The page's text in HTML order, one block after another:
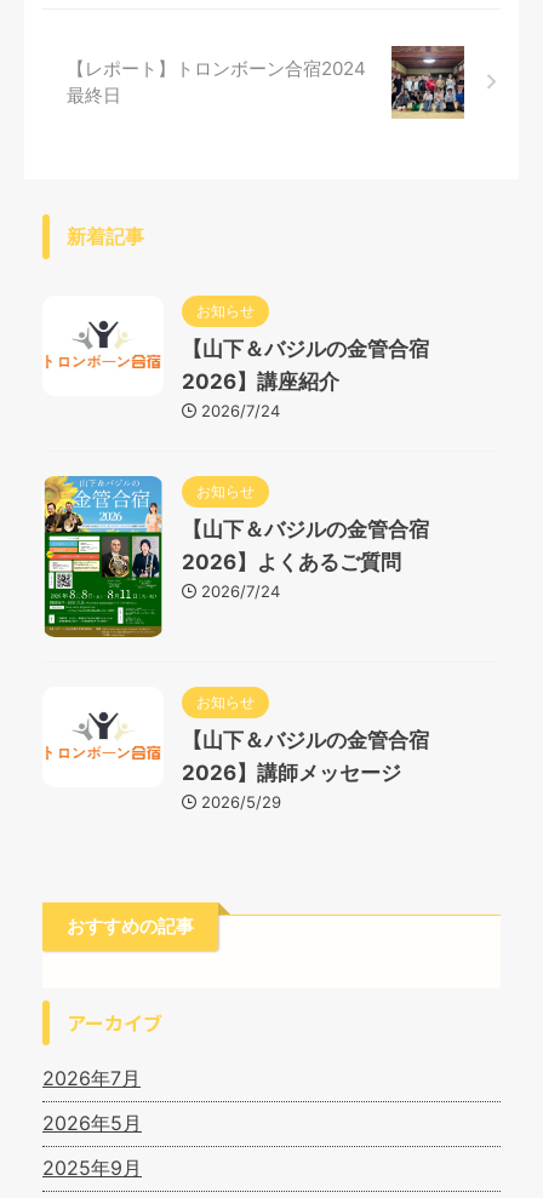
【レポート】トロンボーン合宿2024
最終日
新着記事
お知らせ
【山下＆バジルの金管合宿
2026】講座紹介
2026/7/24
お知らせ
【山下＆バジルの金管合宿
2026】よくあるご質問
2026/7/24
お知らせ
【山下＆バジルの金管合宿
2026】講師メッセージ
2026/5/29
おすすめの記事
アーカイブ
2026年7月
2026年5月
2025年9月